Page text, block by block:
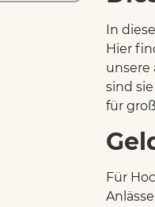
In
Hier
unsere
sind
für
Für